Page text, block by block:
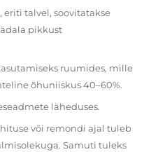
talvel, soovitatakse
pikkust
ruumides, mille
õhuniiskus 40–60%.
läheduses.
või remondi ajal tuleb
Samuti tuleks